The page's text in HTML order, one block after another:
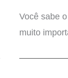
Você sabe
muito